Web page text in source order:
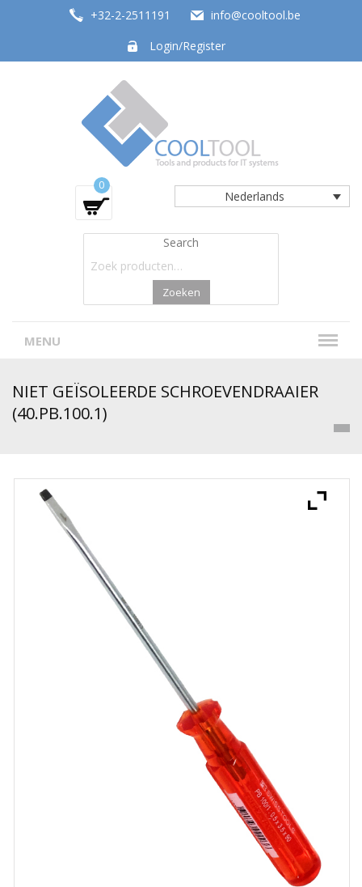
+32-2-2511191
info@cooltool.be
Login/Register
Tools and products for office systems
Nederlands
0
Search
Zoeken
MENU
NIET GEÏSOLEERDE SCHROEVENDRAAIER
(40.PB.100.1)